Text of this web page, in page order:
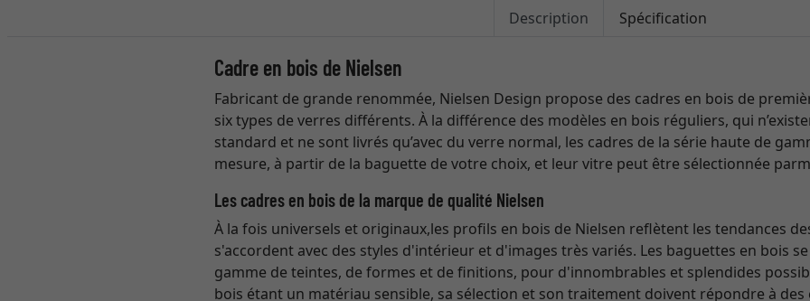
Description Spécification
Cadre en bois de Nielsen
Fabricant de grande renommée, Nielsen Design propose des cadres en bois de
six types de verres différents. À la différence des modèles en bois réguliers, qui
standard et ne sont livrés qu’avec du verre normal, les cadres de la série haute de
mesure, à partir de la baguette de votre choix, et leur vitre peut être sélectionnée
Les cadres en bois de la marque de qualité Nielsen
À la fois universels et originaux,les profils en bois de Nielsen reflètent les tendances
s'accordent avec des styles d'intérieur et d'images très variés. Les baguettes en bois
gamme de teintes, de formes et de finitions, pour d'innombrables et splendides
bois étant un matériau sensible, sa sélection et son traitement doivent répondre à